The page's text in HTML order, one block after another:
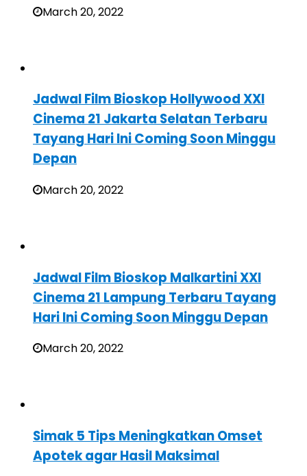
March 20, 2022
Jadwal Film Bioskop Hollywood XXI
Cinema 21 Jakarta Selatan Terbaru
Tayang Hari Ini Coming Soon Minggu
Depan
March 20, 2022
Jadwal Film Bioskop Malkartini XXI
Cinema 21 Lampung Terbaru Tayang
Hari Ini Coming Soon Minggu Depan
March 20, 2022
Simak 5 Tips Meningkatkan Omset
Apotek agar Hasil Maksimal